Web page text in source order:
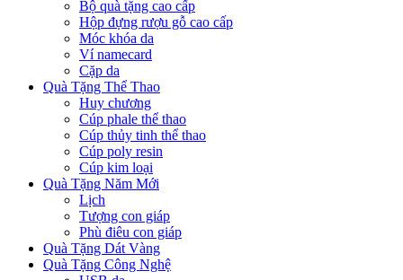
Bộ quà tặng cao cấp
Hộp đựng rượu gỗ cao cấp
Móc khóa da
Ví namecard
Cặp da
Quà Tặng Thể Thao
Huy chương
Cúp phale thể thao
Cúp thủy tinh thể thao
Cúp poly resin
Cúp kim loại
Quà Tặng Năm Mới
Lịch
Tượng con giáp
Phù điêu con giáp
Quà Tặng Dát Vàng
Quà Tặng Công Nghệ